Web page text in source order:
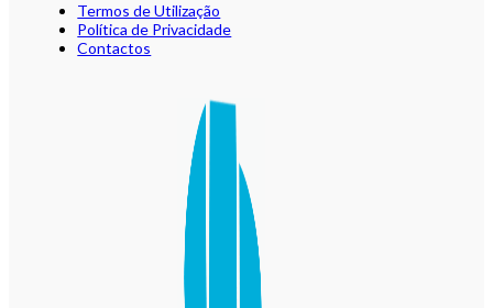
Termos de Utilização
Política de Privacidade
Contactos